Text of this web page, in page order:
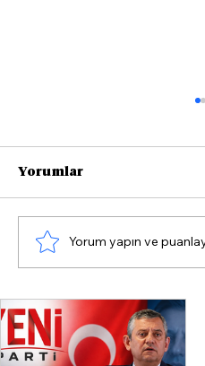
Duayen Başkan
güven tazeledi.
Yorumlar
Yorum yapın ve